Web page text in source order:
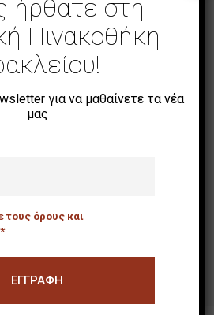
Χρώματα
ήρθατε στη
Πινακοθήκη
για να μαθαίνετε τα νέα
μας
όρους και